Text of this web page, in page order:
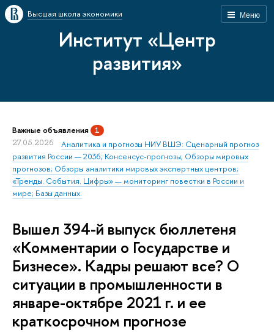
Меню
Высшая школа экономики
Институт «Центр
развития»
Важные объявления 1
27.05.2026
Аналитика и прогнозы НИУ ВШЭ: Сценарный прогноз
развития России — 2036; Консенсус-прогнозы; Обзоры мировых
прогнозов; Обзоры аналитики мировых экспертных центров;
«Тренды. События. Цифры» — мониторинг повестки в России и
мире; Базы данных.
Вышел 394-й выпуск бюллетеня
«Комментарии о Государстве и
Бизнесе». Кадры решают все? О
ситуации в промышленности в
январе-октябре 2021 г. и ее
краткосрочном прогнозе